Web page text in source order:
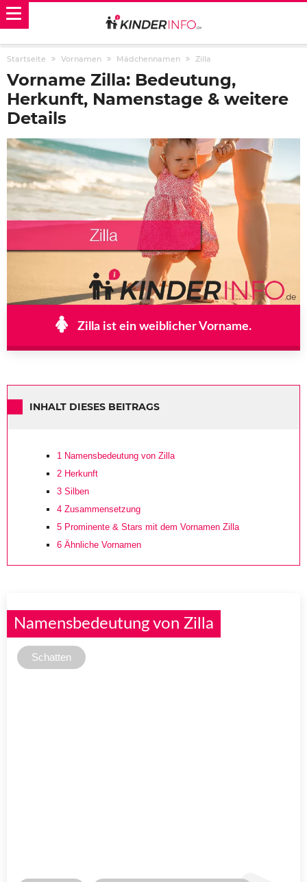
Startseite Vornamen Mädchennamen Zilla
Vorname Zilla: Bedeutung,
Herkunft, Namenstage & weitere
Details
Zilla ist ein weiblicher Vorname.
INHALT DIESES BEITRAGS
1 Namensbedeutung von Zilla
2 Herkunft
3 Silben
4 Zusammensetzung
5 Prominente & Stars mit dem Vornamen Zilla
6 Ähnliche Vornamen
Namensbedeutung von Zilla
Schatten